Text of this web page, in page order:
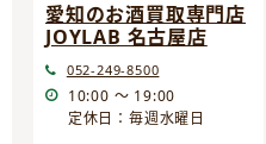
愛知のお酒買取専門店
JOYLAB 名古屋店
052-249-8500
10:00 ～ 19:00
定休日：毎週水曜日